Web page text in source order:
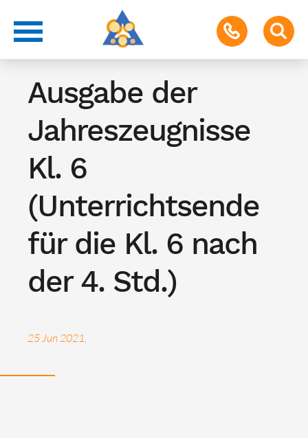
Termin für Schüler & Eltern
Ausgabe der
Jahreszeugnisse
Kl. 6
(Unterrichtsende
für die Kl. 6 nach
der 4. Std.)
25 Jun 2021,